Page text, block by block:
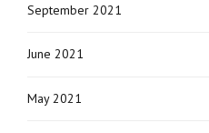
September 2021
June 2021
May 2021